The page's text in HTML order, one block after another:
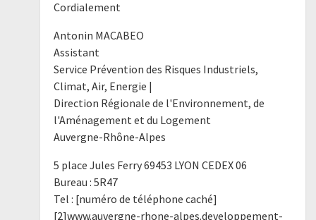
Cordialement
Antonin MACABEO
Assistant
Service Prévention des Risques Industriels,
Climat, Air, Energie |
Direction Régionale de l'Environnement, de
l'Aménagement et du Logement
Auvergne-Rhône-Alpes
5 place Jules Ferry 69453 LYON CEDEX 06
Bureau : 5R47
Tel : [numéro de téléphone caché]
[2]www.auvergne-rhone-alpes.developpement-